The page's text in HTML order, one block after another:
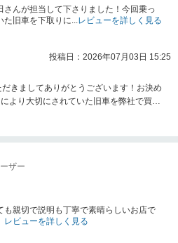
さんが担当して下さりました！今回乗っ
た旧車を下取りに...レビューを詳しく見る
投稿日：2026年07月03日 15:25
きましてありがとうございます！お決め
より大切にされていた旧車を弊社で買取
ザー
も親切で説明も丁寧で素晴らしいお店で
レビューを詳しく見る